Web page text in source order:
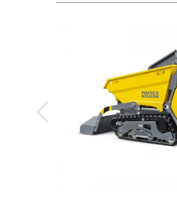
imágenes anteriores